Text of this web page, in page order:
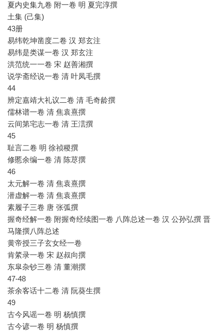
夏内史集九卷 附一卷 明 夏完淳撰
土集 (己集)
43册
易纬乾坤凿度二卷 汉 郑玄注
易纬是类谋一卷 汉 郑玄注
洪范统一一卷 宋 赵善湘撰
说学斋经说一卷 清 叶凤毛撰
44
辨定嘉靖大礼议二卷 清 毛奇龄撰
儒林谱一卷 清 焦袁熹撰
云间第宅志一卷 清 王澐撰
45
耻言二卷 明 徐祯稷撰
修慝余编一卷 清 陈荩撰
46
太元解一卷 清 焦袁熹撰
潜虚解一卷 清 焦袁熹撰
素履子三卷 唐 张弧撰
握奇经解一卷 附握奇经续图一卷 八阵总述一卷 汉 公孙弘撰 晋
马隆撰八阵总述
黄帝授三子玄女经一卷
肯綮录一卷 宋 赵叔向撰
东皐杂钞三卷 清 董潮撰
47-48
茶余客话十二卷 清 阮葵生撰
49
古今风谣一卷 明 杨慎撰
古今谚一卷 明 杨慎撰